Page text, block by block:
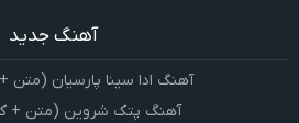
آهنگ جدید
آهنگ ادا سینا پارسیان (متن
آهنگ پتک شروین (متن +